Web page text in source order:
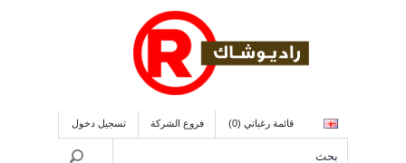
قائمة رغباتي (0) فروع الشركة تسجيل دخول